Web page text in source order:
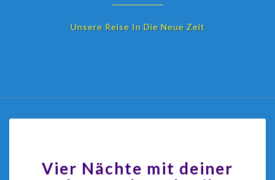
Unsere Reise In Die Neue Zeit
Vier Nächte mit deiner